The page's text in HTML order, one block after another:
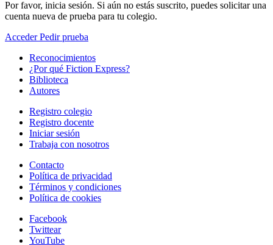
Por favor, inicia sesión. Si aún no estás suscrito, puedes solicitar una
cuenta nueva de prueba para tu colegio.
AccederPedir prueba
Reconocimientos
¿Por qué Fiction Express?
Biblioteca
Autores
Registro colegio
Registro docente
Iniciar sesión
Trabaja con nosotros
Contacto
Política de privacidad
Términos y condiciones
Política de cookies
Facebook
Twittear
YouTube